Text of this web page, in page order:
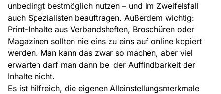
unbedingt bestmöglich nutzen – und im Zweifelsfall
auch Spezialisten beauftragen. Außerdem wichtig:
Print-Inhalte aus Verbandsheften, Broschüren oder
Magazinen sollten nie eins zu eins auf online kopiert
werden. Man kann das zwar so machen, aber viel
erwarten darf man dann bei der Auffindbarkeit der
Inhalte nicht.
Es ist hilfreich, die eigenen Alleinstellungsmerkmale